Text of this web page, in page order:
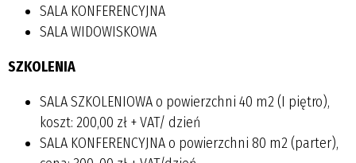
SALA KONFERENCYJNA
SALA WIDOWISKOWA
SZKOLENIA
SALA SZKOLENIOWA o powierzchni 40 m2 (I piętro),
koszt: 200,00 zł + VAT/ dzień
SALA KONFERENCYJNA o powierzchni 80 m2 (parter),